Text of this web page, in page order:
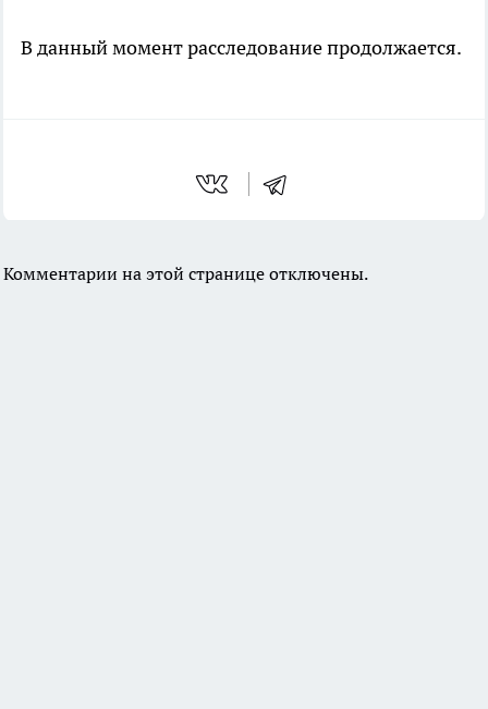
В данный момент расследование продолжается.
Комментарии на этой странице отключены.